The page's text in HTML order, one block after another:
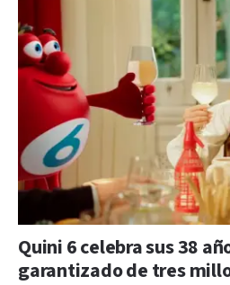
Quini 6 celebra sus 38
garantizado de tres